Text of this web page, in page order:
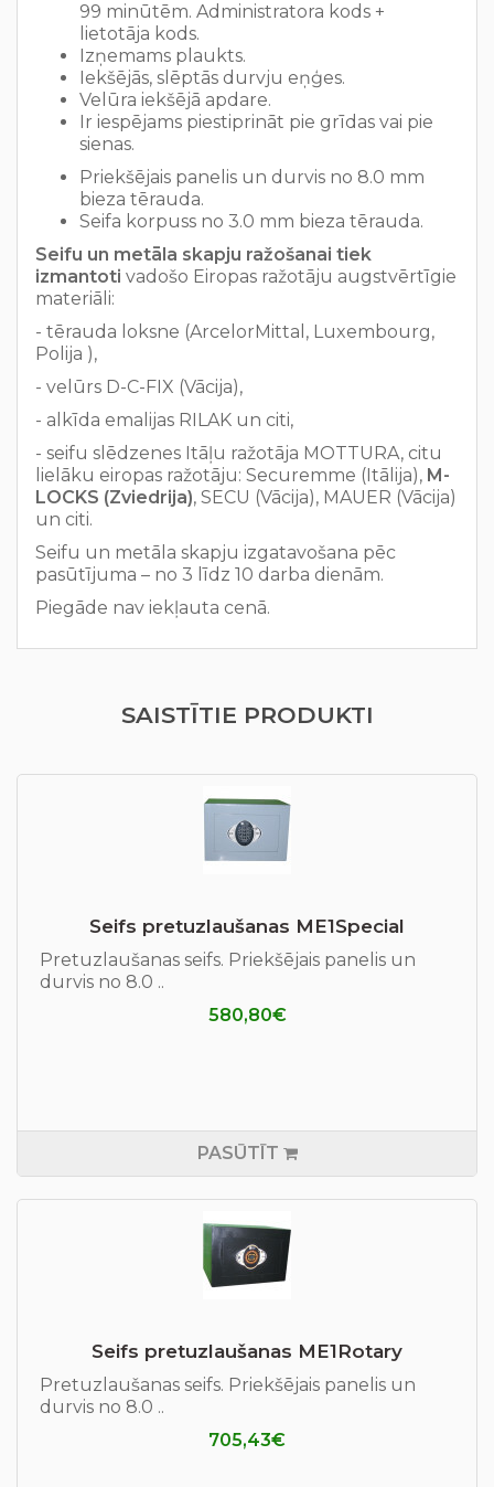
99 minūtēm. Administratora kods +
lietotāja kods.
Izņemams plaukts.
Iekšējās, slēptās durvju eņģes.
Velūra iekšējā apdare.
Ir iespējams piestiprināt pie grīdas vai pie
sienas.
Priekšējais panelis un durvis no 8.0 mm
bieza tērauda.
Seifa korpuss no 3.0 mm bieza tērauda.
Seifu un metāla skapju ražošanai tiek
izmantoti vadošo Eiropas ražotāju augstvērtīgie
materiāli:
- tērauda loksne (ArcelorMittal, Luxembourg,
Polija ),
- velūrs D-C-FIX (Vācija),
- alkīda emalijas RILAK un citi,
- seifu slēdzenes Itāļu ražotāja MOTTURA, citu
lielāku eiropas ražotāju: Securemme (Itālija), M-
LOCKS (Zviedrija), SECU (Vācija), MAUER (Vācija)
un citi.
Seifu un metāla skapju izgatavošana pēc
pasūtījuma – no 3 līdz 10 darba dienām.
Piegāde nav iekļauta cenā.
SAISTĪTIE PRODUKTI
Seifs pretuzlaušanas ME1Special
Pretuzlaušanas seifs. Priekšējais panelis un
durvis no 8.0 ..
580,80€
PASŪTĪT
Seifs pretuzlaušanas ME1Rotary
Pretuzlaušanas seifs. Priekšējais panelis un
durvis no 8.0 ..
705,43€